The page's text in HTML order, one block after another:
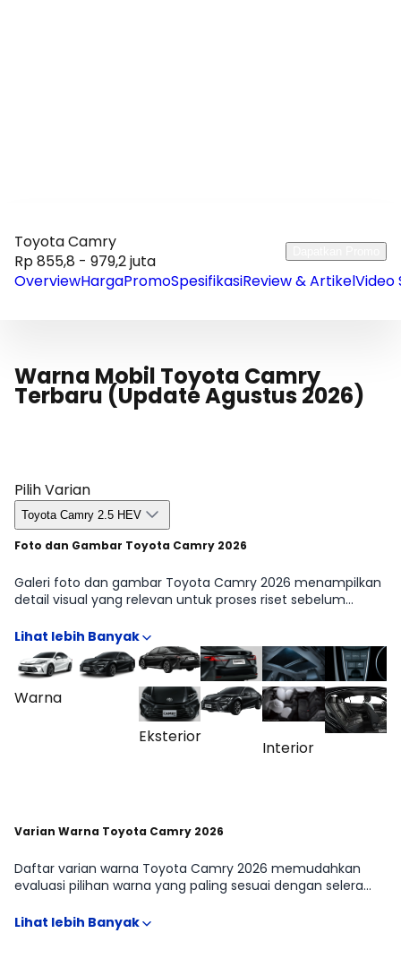
Toyota Camry
Rp 855,8 - 979,2 juta
OverviewHargaPromoSpesifikasiReview & ArtikelVideo
Warna Mobil Toyota Camry
Terbaru (Update Agustus 2026)
Pilih Varian
Toyota Camry 2.5 HEV
Foto dan Gambar Toyota Camry 2026
Galeri foto dan gambar Toyota Camry 2026 menampilkan
detail visual yang relevan untuk proses riset sebelum
hingga elemen kecil yang sering jadi pertimbangan seperti
desain lampu, velg, dan garis bodi. Kumpulan gambar juga
membantu melihat proporsi dan karakter desain Toyota
Camry secara lebih realistis, sehingga penilaian tidak
hanya bergantung pada spesifikasi di atas kertas. Galeri ini
melengkapi informasi harga, fitur, dan perbandingan varian
Toyota Camry 2.5 V, Toyota Camry 2.5 HEV agar keputusan
Warna
Eksterior
Interior
Varian Warna Toyota Camry 2026
Daftar varian warna Toyota Camry 2026 memudahkan
evaluasi pilihan warna yang paling sesuai dengan selera
serta tampilan di kondisi pencahayaan yang berbeda